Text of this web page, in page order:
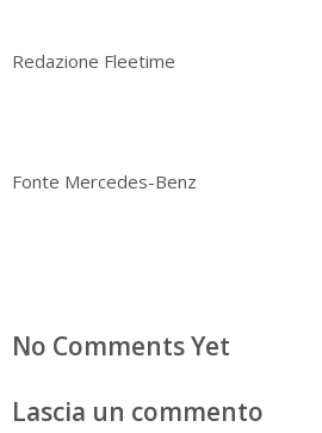
Redazione Fleetime
Fonte Mercedes-Benz
No Comments Yet
Lascia un commento